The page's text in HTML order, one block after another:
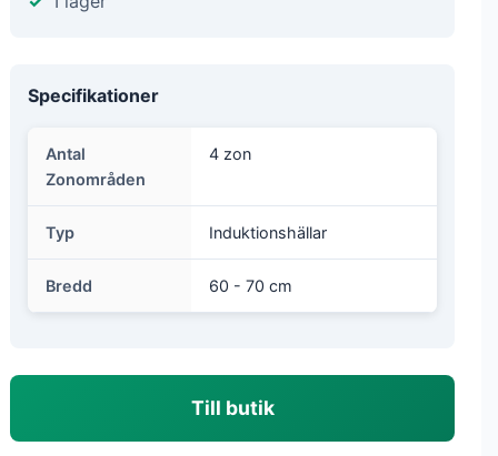
Specifikationer
Antal
Zonområden
4 zon
Typ Induktionshällar
Bredd 60 - 70 cm
Till butik